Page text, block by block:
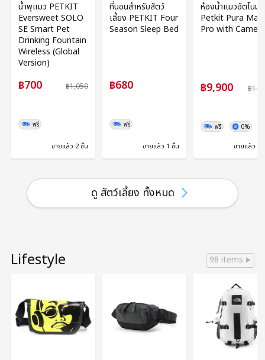
น้ำพุแมว PETKIT
Eversweet SOLO
SE Smart Pet
Drinking Fountain
Wireless (Global
Version)
฿700 ฿1,050
ฟรี
ขายแล้ว 2 ชิ้น
ที่นอนสำหรับสัตว์
เลี้ยง PETKIT Four
Season Sleep Bed
฿680
ฟรี
ขายแล้ว 1 ชิ้น
ห้องน้ำแมวอัตโนมัติ
Petkit Pura Max
Pro with Camera
฿9,900 ฿
ฟรี 0%
ขายแล้ว 3
ดู สัตว์เลี้ยง ทั้งหมด
Lifestyle 98 items